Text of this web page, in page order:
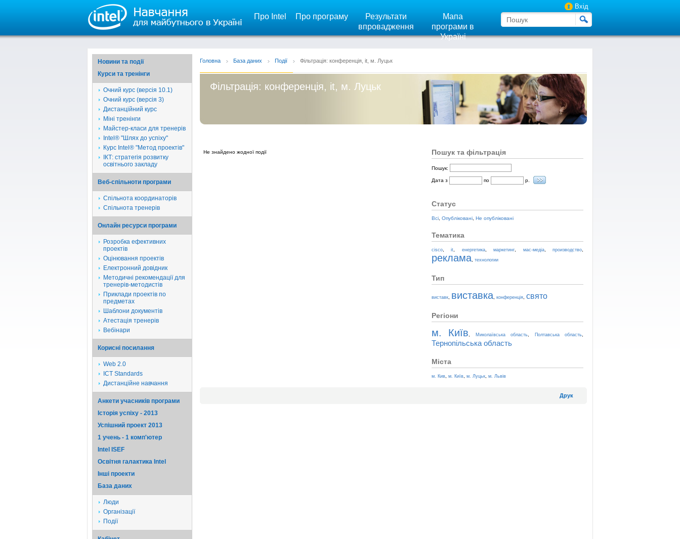
Вхід
Про Intel Про програму
Результати
впровадження
Мапа
програми в
Україні
Новини та події
Курси та тренінги
Очний курс (версія 10.1)
Очний курс (версія 3)
Дистанційний курс
Міні тренінги
Майстер-класи для тренерів
Intel® "Шлях до успіху"
Курс Intel® "Метод проектів"
ІКТ: стратегія розвитку
освітнього закладу
Веб-спільноти програми
Спільнота координаторів
Спільнота тренерів
Онлайн ресурси програми
Розробка ефективних
проектів
Оцінювання проектів
Електронний довідник
Методичні рекомендації для
тренерів-методистів
Приклади проектів по
предметах
Шаблони документів
Атестація тренерів
Вебінари
Корисні посилання
Web 2.0
ICT Standards
Дистанційне навчання
Анкети учасників програми
Історія успіху - 2013
Успішний проект 2013
1 учень - 1 комп'ютер
Intel ISEF
Освітня галактика Intel
Iншi проекти
База даних
Люди
Організації
Події
Головна База даних Події Фільтрація: конференція, it, м. Луцьк
Фільтрація: конференція, it, м. Луцьк
Не знайдено жодної події Пошук та фільтрація
Пошук:
Дата з по р.
Статус
Всі Опубліковані Не опубліковані
Тематика
cisco ,it енергетика,маркетинг мас-медіа,производство
реклама технологии
Тип
виставк виставка конференція свято
Регіони
м. Київ Миколаївська область Полтавська область
Тернопільська область
Міста
м. Кив м. Київ м. Луцьк м. Львів
Друк